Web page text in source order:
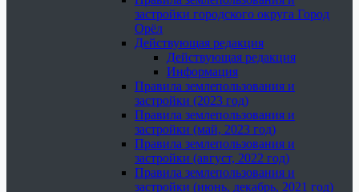
застройки городского округа Город
Орёл
Действующая редакция
Действующая редакция
Информация
Правила землепользования и
застройки (2023 год)
Правила землепользования и
застройки (май, 2023 год)
Правила землепользования и
застройки (август, 2022 год)
Правила землепользования и
застройки (июнь, декабрь, 2021 год)